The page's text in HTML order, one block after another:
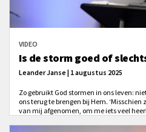
VIDEO
Is de storm goed of
Leander Janse | 1 augustus 2025
Zo gebruikt God stormen in ons leven:
ons terug te brengen bij Hem.
van mij afgenomen, om me iets veel